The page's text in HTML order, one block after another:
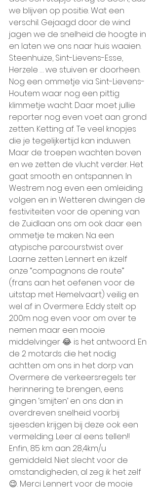
we blijven op positie. Wat een
verschil. Gejaagd door de wind
jagen we de snelheid de hoogte in
en laten we ons naar huis waaien.
Steenhuize, Sint-Lievens-Esse,
Herzele … we stuiven er doorheen.
Nog een ommetje via Sint-Lievens-
Houtem waar nog een pittig
klimmetje wacht. Daar moet jullie
reporter nog even voet aan grond
zetten. Ketting af. Te veel knopjes
die je tegelijkertijd kan induwen.
Maar de troepen wachten boven
en we zetten de vlucht verder. Het
gaat smooth en ontspannen. In
Westrem nog even een omleiding
volgen en in Wetteren dwingen de
festiviteiten voor de opening van
de Zuidlaan ons om ook daar een
ommetje te maken. Na een
atypische parcourstwist over
Laarne zetten Lennert en ikzelf
onze “compagnons de route”
(frans aan het oefenen voor de
uitstap met Hemelvaart) veilig en
wel af in Overmere. Eddy stelt op
200m nog even voor om over te
nemen maar een mooie
middelvinger 😂 is het antwoord. En
de 2 motards die het nodig
achtten om ons in het dorp van
Overmere de verkeersregels ter
herinnering te brengen, eens
gingen ‘smijten’ en ons dan in
overdreven snelheid voorbij
sjeesden krijgen bij deze ook een
vermelding. Leer al eens tellen!!
Enfin, 85 km aan 28,4km/u
gemiddeld. Niet slecht voor de
omstandigheden, al zeg ik het zelf
😉. Merci Lennert voor de mooie